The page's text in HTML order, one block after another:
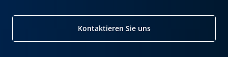
Kontaktieren Sie uns